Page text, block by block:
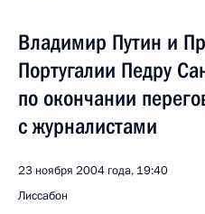
Владимир Путин и
Португалии Педру
по окончании
с журналистами
23 ноября 2004 года, 19:40
Лиссабон